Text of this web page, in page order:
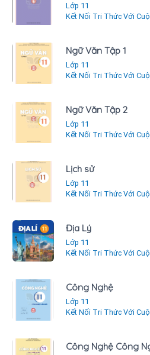
Lớp 11
Kết Nối Tri Thức Với
Ngữ Văn Tập 1
Lớp 11
Kết Nối Tri Thức Với
Ngữ Văn Tập 2
Lớp 11
Kết Nối Tri Thức Với
Lịch sử
Lớp 11
Kết Nối Tri Thức Với
Địa Lý
Lớp 11
Kết Nối Tri Thức Với
Công Nghệ
Lớp 11
Kết Nối Tri Thức Với
Công Nghệ Công